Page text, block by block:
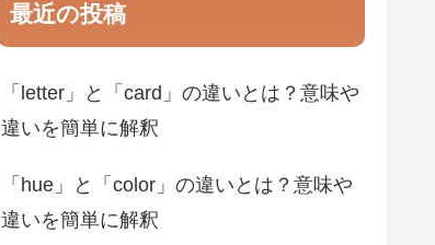
最近の投稿
「letter」と「card」の違いとは？意味や
違いを簡単に解釈
「hue」と「color」の違いとは？意味や
違いを簡単に解釈